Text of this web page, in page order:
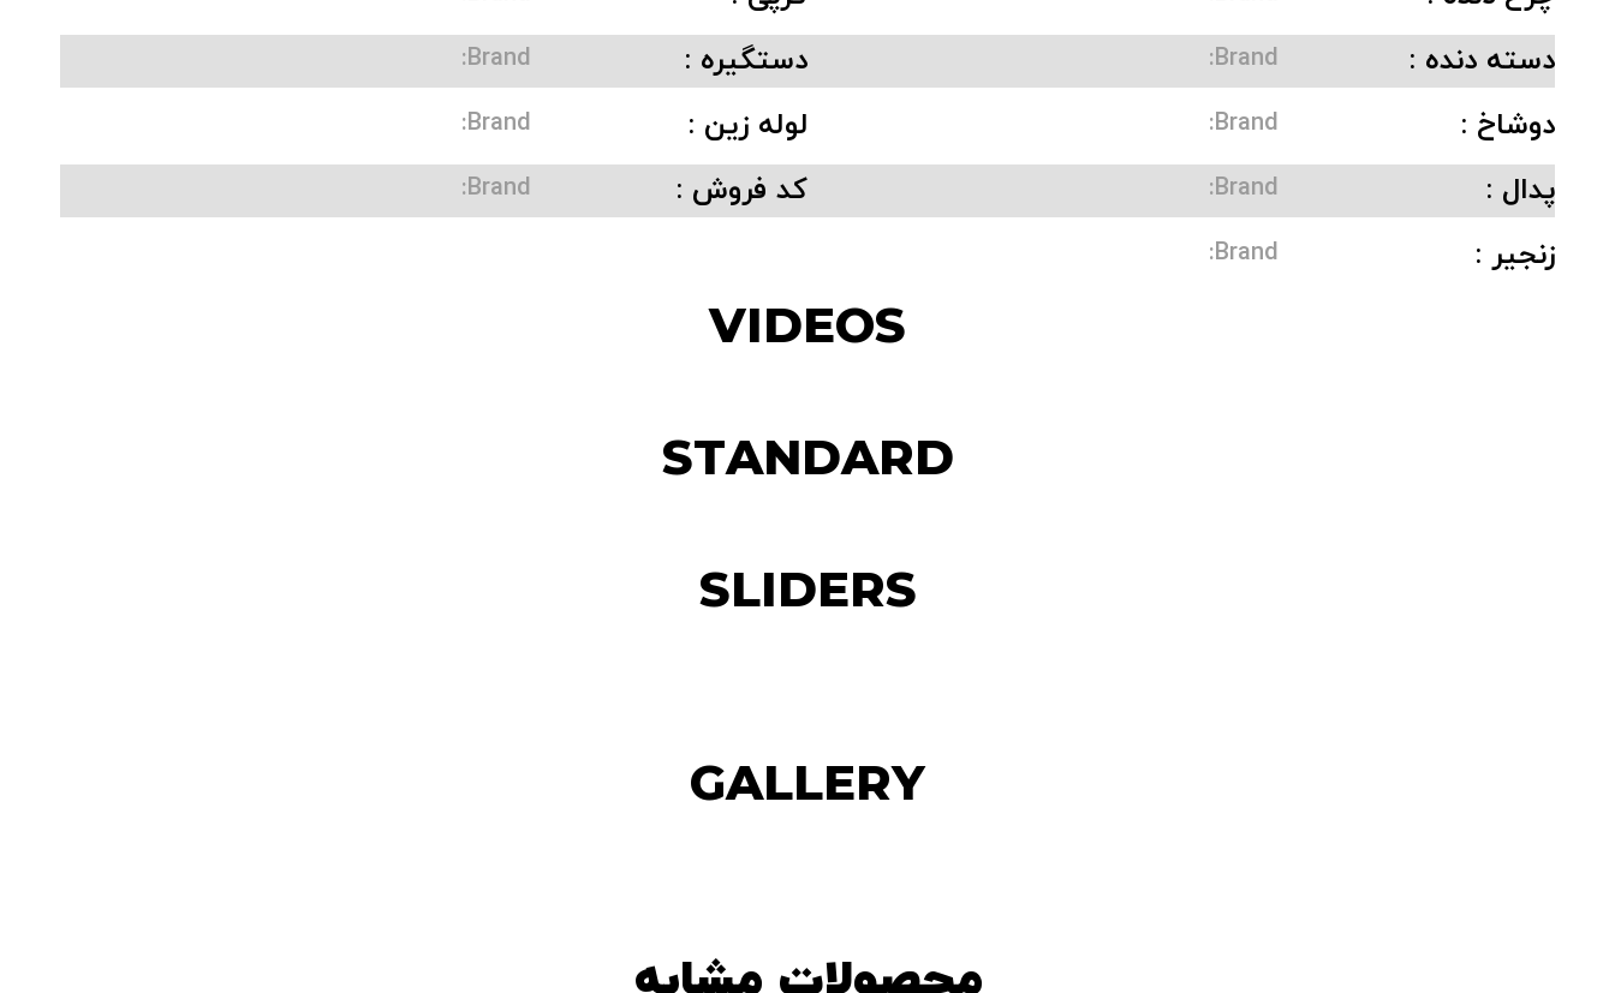
دسته دنده : Brand: دستگیره : Brand:
دوشاخ : Brand: لوله زین : Brand:
پدال : Brand: کد فروش : Brand:
زنجیر : Brand:
VIDEOS
STANDARD
SLIDERS
GALLERY